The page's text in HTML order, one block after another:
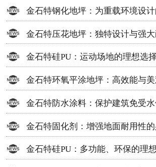
选择
金石特钢化地坪：为重载环境设
金石特压花地坪：独特设计与强
地面材料
金石特硅PU：运动场地的理想选择
金石特环氧平涂地坪：高效能与
决方案
金石特防水涂料：保护建筑免受
方案
金石特固化剂：增强地面耐用性
金石特硅PU：多功能、环保的理